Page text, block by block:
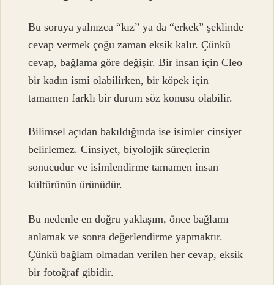
Bu soruya yalnızca “kız” ya da “erkek” şeklinde
cevap vermek çoğu zaman eksik kalır. Çünkü
cevap, bağlama göre değişir. Bir insan için Cleo
bir kadın ismi olabilirken, bir köpek için
tamamen farklı bir durum söz konusu olabilir.
Bilimsel açıdan bakıldığında ise isimler cinsiyet
belirlemez. Cinsiyet, biyolojik süreçlerin
sonucudur ve isimlendirme tamamen insan
kültürünün ürünüdür.
Bu nedenle en doğru yaklaşım, önce bağlamı
anlamak ve sonra değerlendirme yapmaktır.
Çünkü bağlam olmadan verilen her cevap, eksik
bir fotoğraf gibidir.